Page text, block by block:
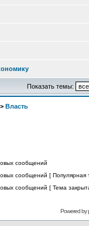
Показать темы:
Власть
сообщений
сообщений [ Популярная
сообщений [ Тема
Powered by